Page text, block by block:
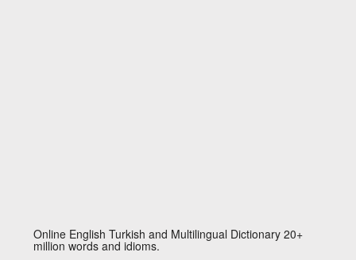
Online English Turkish and Multilingual Dictionary 20+
million words and idioms.